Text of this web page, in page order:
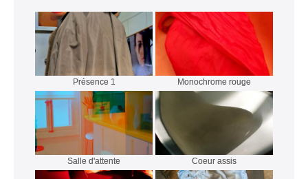
Présence 1 Monochrome rouge
Salle d'attente Coeur assis